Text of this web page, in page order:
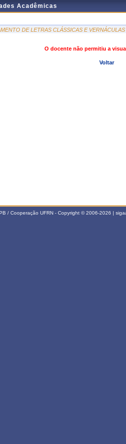
Acadêmicas
DE LETRAS CLÁSSICAS E VERNÁCULAS
O docente não permitiu a
Voltar
/ Cooperação UFRN - Copyright © 2006-2026 |